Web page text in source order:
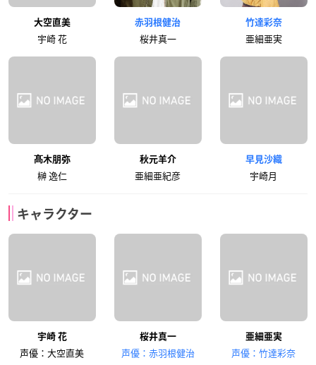
大空直美
宇崎 花
赤羽根健治
桜井真一
竹達彩奈
亜細亜実
髙木朋弥
榊 逸仁
秋元羊介
亜細亜紀彦
早見沙織
宇崎月
キャラクター
宇崎 花
声優：大空直美
桜井真一
声優：赤羽根健治
亜細亜実
声優：竹達彩奈